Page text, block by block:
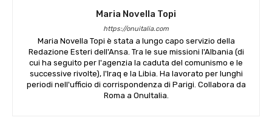
Maria Novella Topi
https://onuitalia.com
Maria Novella Topi è stata a lungo capo servizio della
Redazione Esteri dell'Ansa. Tra le sue missioni l'Albania (di
cui ha seguito per l'agenzia la caduta del comunismo e le
successive rivolte), l'Iraq e la Libia. Ha lavorato per lunghi
periodi nell'ufficio di corrispondenza di Parigi. Collabora da
Roma a OnuItalia.